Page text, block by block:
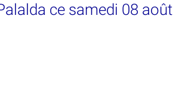
ce samedi 08 août